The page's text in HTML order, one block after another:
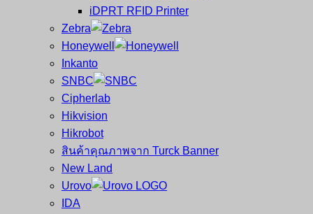
iDPRT RFID Printer
Zebra
Honeywell
Inkanto
SNBC
Cipherlab
Hikvision
Hikrobot
สินค้าคุณภาพจาก Turck Banner
New Land
Urovo
IDA